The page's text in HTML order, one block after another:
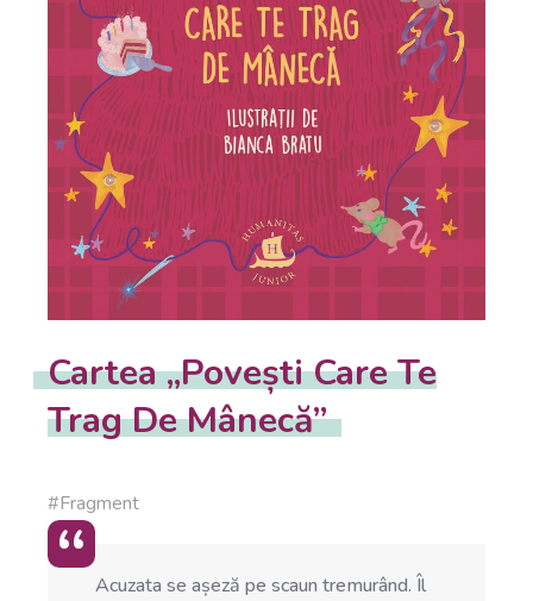
Cartea „Povești Care Te
Trag De Mânecă”
#Fragment
Acuzata se așeză pe scaun tremurând. Îl